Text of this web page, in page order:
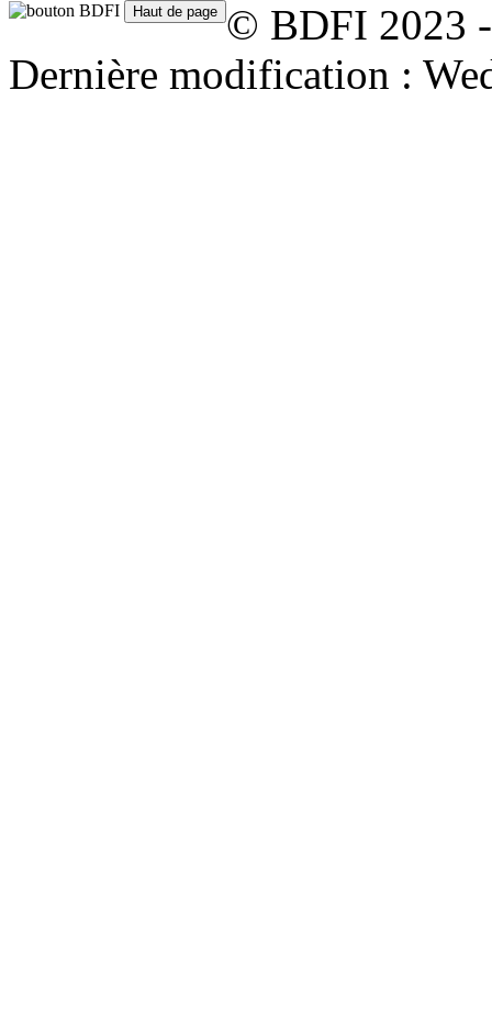
© BDFI 2023
Dernière modification :